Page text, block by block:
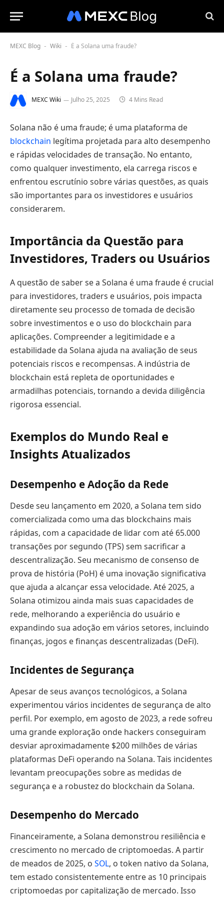
MEXC Blog - Wiki - É a Solana uma fraude?
É a Solana uma fraude?
MEXC Wiki Julho 25, 2025 4 Mins Read
Solana não é uma fraude; é uma plataforma de
blockchain legítima projetada para alto desempenho
e rápidas velocidades de transação. No entanto,
como qualquer investimento, ela carrega riscos e
enfrentou escrutínio sobre várias questões, as quais
são importantes para os investidores e usuários
considerarem.
Importância da Questão para
Investidores, Traders ou Usuários
A questão de saber se a Solana é uma fraude é crucial
para investidores, traders e usuários, pois impacta
diretamente seu processo de tomada de decisão
sobre investimentos e o uso do blockchain para
aplicações. Compreender a legitimidade e a
estabilidade da Solana ajuda na avaliação de seus
potenciais riscos e recompensas. A indústria de
blockchain está repleta de oportunidades e
armadilhas potenciais, tornando a devida diligência
rigorosa essencial.
Exemplos do Mundo Real e
Insights Atualizados
Desempenho e Adoção da Rede
Desde seu lançamento em 2020, a Solana tem sido
comercializada como uma das blockchains mais
rápidas, com a capacidade de lidar com até 65.000
transações por segundo (TPS) sem sacrificar a
descentralização. Seu mecanismo de consenso de
prova de história (PoH) é uma inovação significativa
que ajuda a alcançar essa velocidade. Até 2025, a
Solana otimizou ainda mais suas capacidades de
rede, melhorando a experiência do usuário e
expandindo sua adoção em vários setores, incluindo
finanças, jogos e finanças descentralizadas (DeFi).
Incidentes de Segurança
Apesar de seus avanços tecnológicos, a Solana
experimentou vários incidentes de segurança de alto
perfil. Por exemplo, em agosto de 2023, a rede sofreu
uma grande exploração onde hackers conseguiram
desviar aproximadamente $200 milhões de várias
plataformas DeFi operando na Solana. Tais incidentes
levantam preocupações sobre as medidas de
segurança e a robustez do blockchain da Solana.
Desempenho do Mercado
Financeiramente, a Solana demonstrou resiliência e
crescimento no mercado de criptomoedas. A partir
de meados de 2025, o SOL, o token nativo da Solana,
tem estado consistentemente entre as 10 principais
criptomoedas por capitalização de mercado. Isso